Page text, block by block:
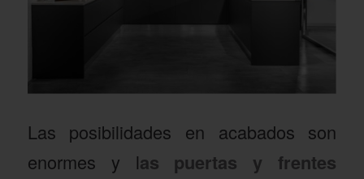
Las posibilidades en acabados son
enormes y las puertas y frentes